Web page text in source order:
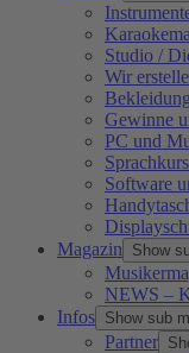
Studio /
Wir
Gewinne
PC und
Software
Magazin
Show
NEWS –
Infos Show sub
Partner